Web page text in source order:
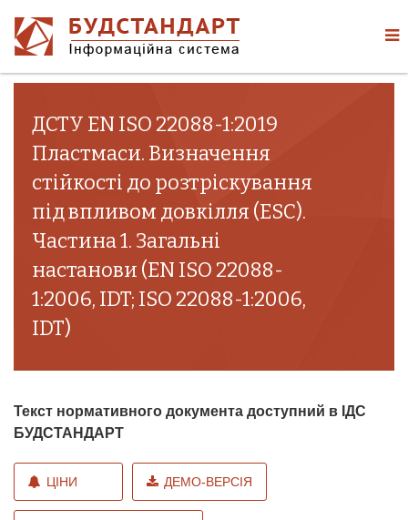
ДСТУ EN ISO 22088-1:2019
Пластмаси. Визначення
стійкості до розтріскування
під впливом довкілля (ESC).
Частина 1. Загальні
настанови (EN ISO 22088-
1:2006, IDT; ISO 22088-1:2006,
IDT)
Текст нормативного документа доступний в ІДС
БУДСТАНДАРТ
ЦІНИ ДЕМО-ВЕРСІЯ